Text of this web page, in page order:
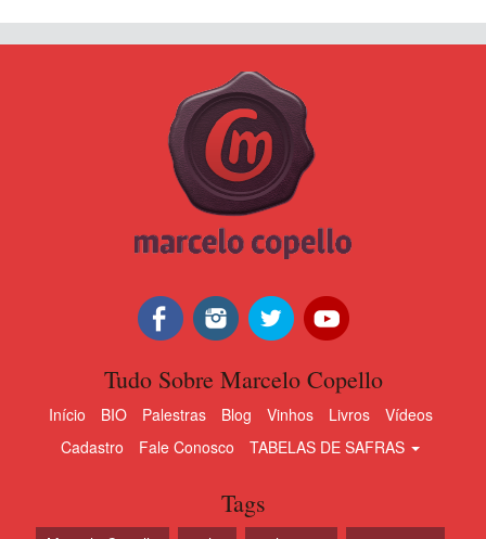
Tudo Sobre Marcelo Copello
Início BIO Palestras Blog Vinhos Livros
Vídeos
Cadastro
Fale Conosco TABELAS DE SAFRAS
Tags